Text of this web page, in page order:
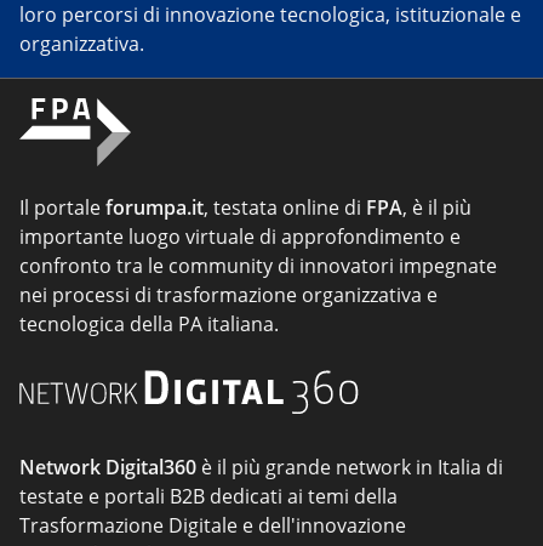
loro percorsi di innovazione tecnologica, istituzionale e
organizzativa.
Il portaleforumpa.it, testata online di FPA, è il più
importante luogo virtuale di approfondimento e
confronto tra le community di innovatori impegnate
nei processi di trasformazione organizzativa e
tecnologica della PA italiana.
Network Digital360 è il più grande network in Italia di
testate e portali B2B dedicati ai temi della
Trasformazione Digitale e dell'innovazione